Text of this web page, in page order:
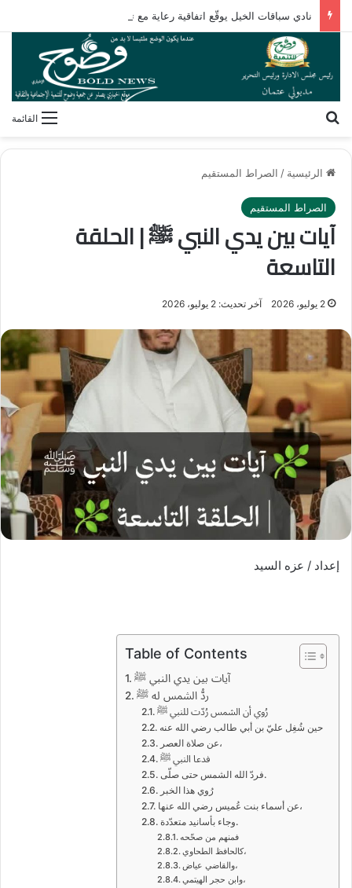
نادي سباقات الخيل يوقّع اتفاقية رعاية مع تطبيق ميدان
القائمة
الرئيسية / الصراط المستقيم
الصراط المستقيم
آيات بين يدي النبي ﷺ | الحلقة
التاسعة
2 يوليو، 2026 آخر تحديث: 2 يوليو، 2026
إعداد / عزه السيد
Table of Contents
آيات بين يدي النبي ﷺ
ردُّ الشمس له ﷺ
رُوي أن الشمس رُدّت للنبي ﷺ
حين شُغِل عليّ بن أبي طالب رضي الله عنه
عن صلاة العصر،
فدعا النبي ﷺ
فردّ الله الشمس حتى صلّى.
رُوي هذا الخبر
عن أسماء بنت عُميس رضي الله عنها،
وجاء بأسانيد متعدّدة.
فمنهم من صحّحه
كالحافظ الطحاوي،
والقاضي عياض،
وابن حجر الهيتمي،